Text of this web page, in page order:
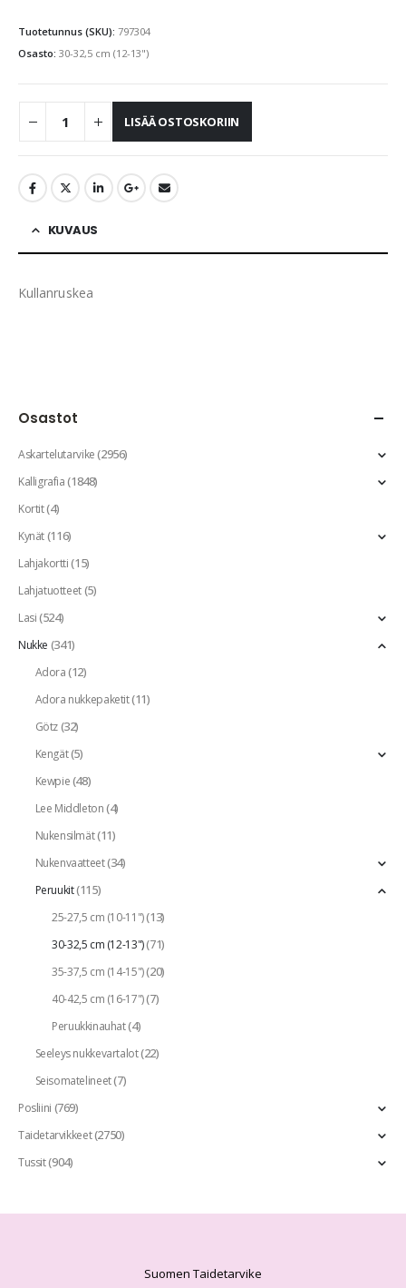
Tuotetunnus (SKU): 797304
Osasto: 30-32,5 cm (12-13")
LISÄÄ OSTOSKORIIN
KUVAUS
Kullanruskea
Osastot
Askartelutarvike(2956)
Kalligrafia(1848)
Kortit(4)
Kynät(116)
Lahjakortti(15)
Lahjatuotteet(5)
Lasi(524)
Nukke (341)
Adora(12)
Adora nukkepaketit(11)
Götz(32)
Kengät(5)
Kewpie(48)
Lee Middleton(4)
Nukensilmät(11)
Nukenvaatteet(34)
Peruukit(115)
25-27,5 cm (10-11")(13)
30-32,5 cm (12-13")(71)
35-37,5 cm (14-15")(20)
40-42,5 cm (16-17")(7)
Peruukkinauhat(4)
Seeleys nukkevartalot(22)
Seisomatelineet(7)
Posliini (769)
Taidetarvikkeet(2750)
Tussit(904)
Suomen Taidetarvike